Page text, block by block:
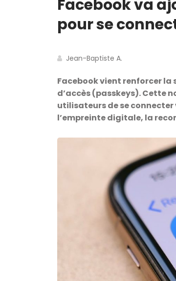
Facebook va
pour se
Jean-Baptiste A.
Facebook vient renforcer
d’accès (passkeys). Cette
utilisateurs de se
l’empreinte digitale, la